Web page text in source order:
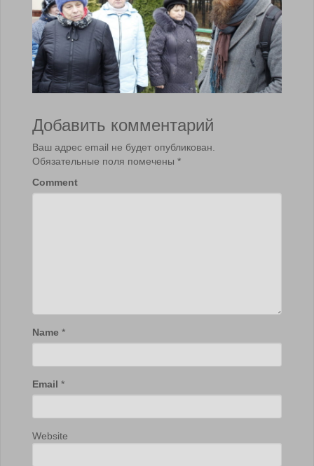
Добавить комментарий
Ваш адрес email не будет опубликован.
Обязательные поля помечены *
Comment
Name *
Email *
Website